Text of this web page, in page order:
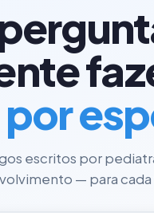
por
escritos por
— para cada